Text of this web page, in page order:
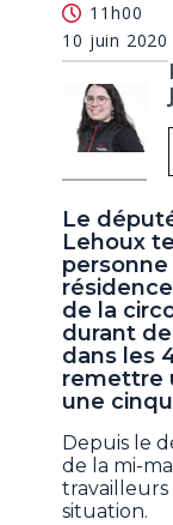
11h00
10 juin 2020
Le
Lehoux
de la
durant
dans les
remettre
une
Depuis le
de la mi-
travailleurs
situation.